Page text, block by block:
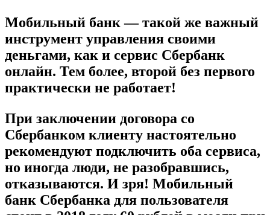
Мобильный банк — такой же важный
инструмент управления своими
деньгами, как и сервис Сбербанк
онлайн. Тем более, второй без первого
практически не работает!
При заключении договора со
Сбербанком клиенту настоятельно
рекомендуют подключить оба сервиса,
но иногда люди, не разобравшись,
отказываются. И зря! Мобильный
банк Сбербанка для пользователя